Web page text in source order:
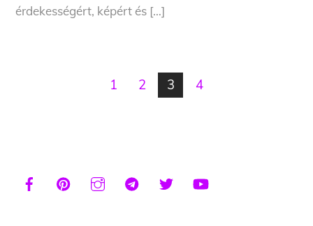
érdekességért, képért és […]
1 2 3 4